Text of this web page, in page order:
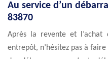
Au service d’un
83870
Après la revente et l’achat
entrepôt, n’hésitez pas à